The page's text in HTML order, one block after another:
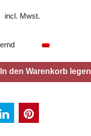
incl. Mwst.
In den Warenkorb legen